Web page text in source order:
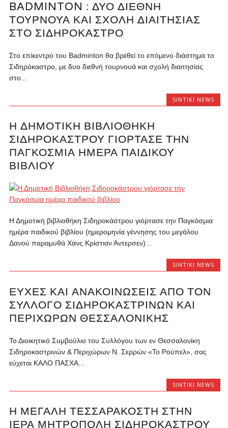
BADMINTON : ΔΥΟ ΔΙΕΘΝΉ
ΤΟΥΡΝΟΥΆ ΚΑΙ ΣΧΟΛΉ ΔΙΑΙΤΗΣΊΑΣ
ΣΤΟ ΣΙΔΗΡΌΚΑΣΤΡΟ
Στο επίκεντρο του Badminton θα βρεθεί το επόμενο διάστημα το
Σιδηρόκαστρο, με δυο διεθνή τουρνουά και σχολή διαιτησίας
στο...
SINTIKI NEWS
Η ΔΗΜΟΤΙΚΉ ΒΙΒΛΙΟΘΉΚΗ
ΣΙΔΗΡΟΚΆΣΤΡΟΥ ΓΙΌΡΤΑΣΕ ΤΗΝ
ΠΑΓΚΌΣΜΙΑ ΗΜΈΡΑ ΠΑΙΔΙΚΟΎ
ΒΙΒΛΊΟΥ
Η Δημοτική βιβλιοθήκη Σιδηροκάστρου γιόρτασε την Παγκόσμια
ημέρα παιδικού βιβλίου (ημερομηνία γέννησης του μεγάλου
Δανού παραμυθά Χανς Κρίστιαν Άντερσεν)...
SINTIKI NEWS
ΕΥΧΈΣ ΚΑΙ ΑΝΑΚΟΙΝΏΣΕΙΣ ΑΠΟ ΤΟΝ
ΣΎΛΛΟΓΟ ΣΙΔΗΡΟΚΑΣΤΡΙΝΏΝ ΚΑΙ
ΠΕΡΙΧΏΡΩΝ ΘΕΣΣΑΛΟΝΊΚΗΣ
Το Διοικητικό Συμβούλιο του Συλλόγου των εν Θεσσαλονίκη
Σιδηροκαστρινών & Περιχώρων Ν. Σερρών «Το Ρούπελ», σας
εύχεται ΚΑΛΟ ΠΑΣΧΑ...
SINTIKI NEWS
Η ΜΕΓΆΛΗ ΤΕΣΣΑΡΑΚΟΣΤΉ ΣΤΗΝ
ΙΕΡΆ ΜΗΤΡΌΠΟΛΗ ΣΙΔΗΡΟΚΆΣΤΡΟΥ